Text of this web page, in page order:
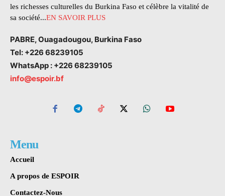
les richesses culturelles du Burkina Faso et célèbre la vitalité de
sa société...EN SAVOIR PLUS
PABRE, Ouagadougou, Burkina Faso
Tel: +226 68239105
WhatsApp : +226 68239105
info@espoir.bf
Menu
Accueil
A propos de ESPOIR
Contactez-Nous